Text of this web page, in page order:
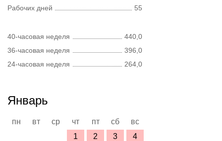
Рабочих дней
55
40-часовая неделя
440,0
36-часовая неделя
396,0
24-часовая неделя
264,0
Январь
пн вт ср чт пт сб
вс
1
2 3
4